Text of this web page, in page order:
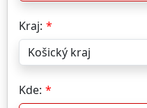
Kraj:
Kde: